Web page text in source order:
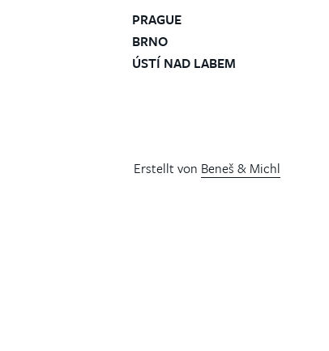
PRAGUE
BRNO
ÚSTÍ NAD LABEM
Erstellt von Beneš & Michl